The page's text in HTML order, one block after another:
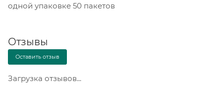
одной упаковке 50 пакетов
Отзывы
Оставить отзыв
Загрузка отзывов...